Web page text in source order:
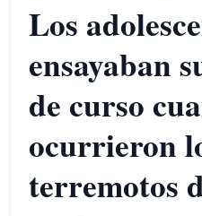
Los
ensayaban
de curso
ocurrieron
terremotos